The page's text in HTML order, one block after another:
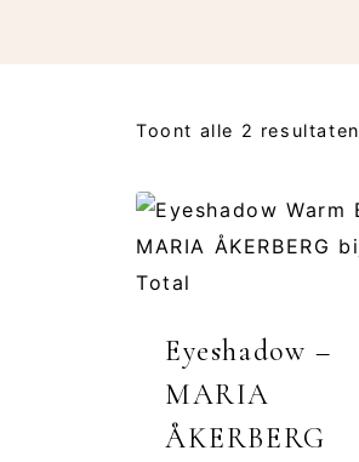
Toont alle 2 resultaten
Eyeshadow –
MARIA
ÅKERBERG